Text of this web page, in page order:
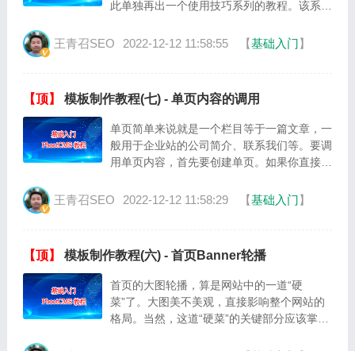
此单独再出一个使用技巧系列的教程。该系列
问题，以及问题的解决方案。大家也···
王青召SEO 2022-12-12 11:58:55 【基础入门】
【顶】 模板制作教程(七) - 单页内容的调用
单页简单来说就是一个栏目等于一篇文章，一
般用于企业站的公司简介、联系我们等。要调
用单页内容，首先要创建单页。如果你直接去
将会一无所获，因为单页的创建是在···
王青召SEO 2022-12-12 11:58:29 【基础入门】
【顶】 模板制作教程(六) - 首页Banner轮播
首页的大图轮播，算是网站中的一道“硬
菜”了。大图美不美观，直接影响整个网站的
格局。当然，这道“硬菜”的关键部分应该掌握